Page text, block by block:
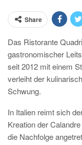
Share
Das Ristorante
gastronomischer
seit 2012 mit einem
verleiht der
Schwung.
In Italien reimt sich
Kreation der
die Nachfolge